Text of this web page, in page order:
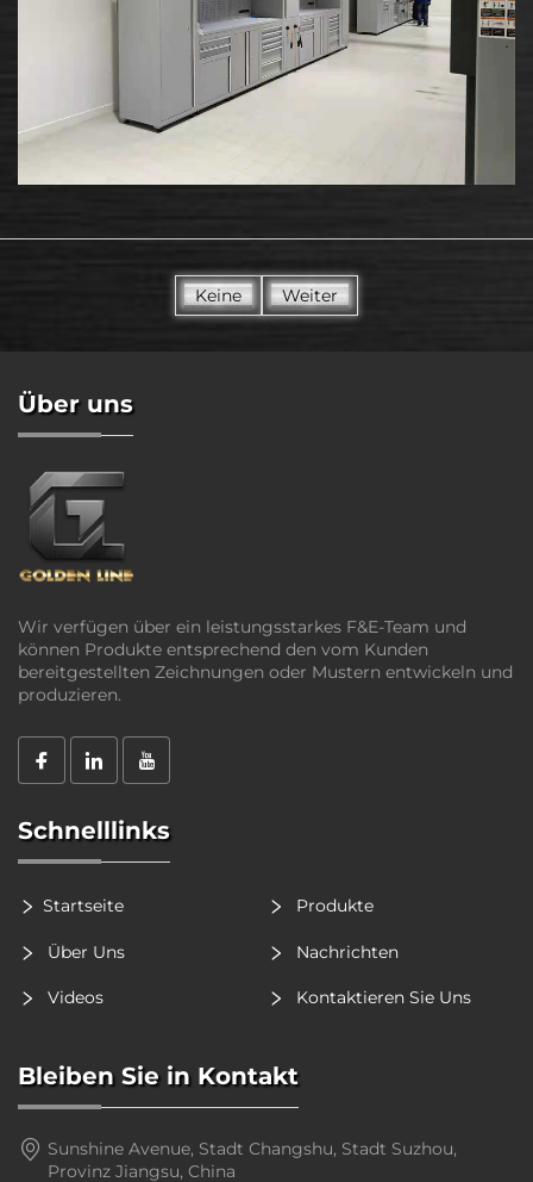
Keine Weiter
Über uns
Wir verfügen über ein leistungsstarkes F&E-Team und
können Produkte entsprechend den vom Kunden
bereitgestellten Zeichnungen oder Mustern entwickeln und
produzieren.
Schnelllinks
Startseite Produkte
Über Uns Nachrichten
Videos Kontaktieren Sie Uns
Bleiben Sie in Kontakt
Sunshine Avenue, Stadt Changshu, Stadt Suzhou,
Provinz Jiangsu, China